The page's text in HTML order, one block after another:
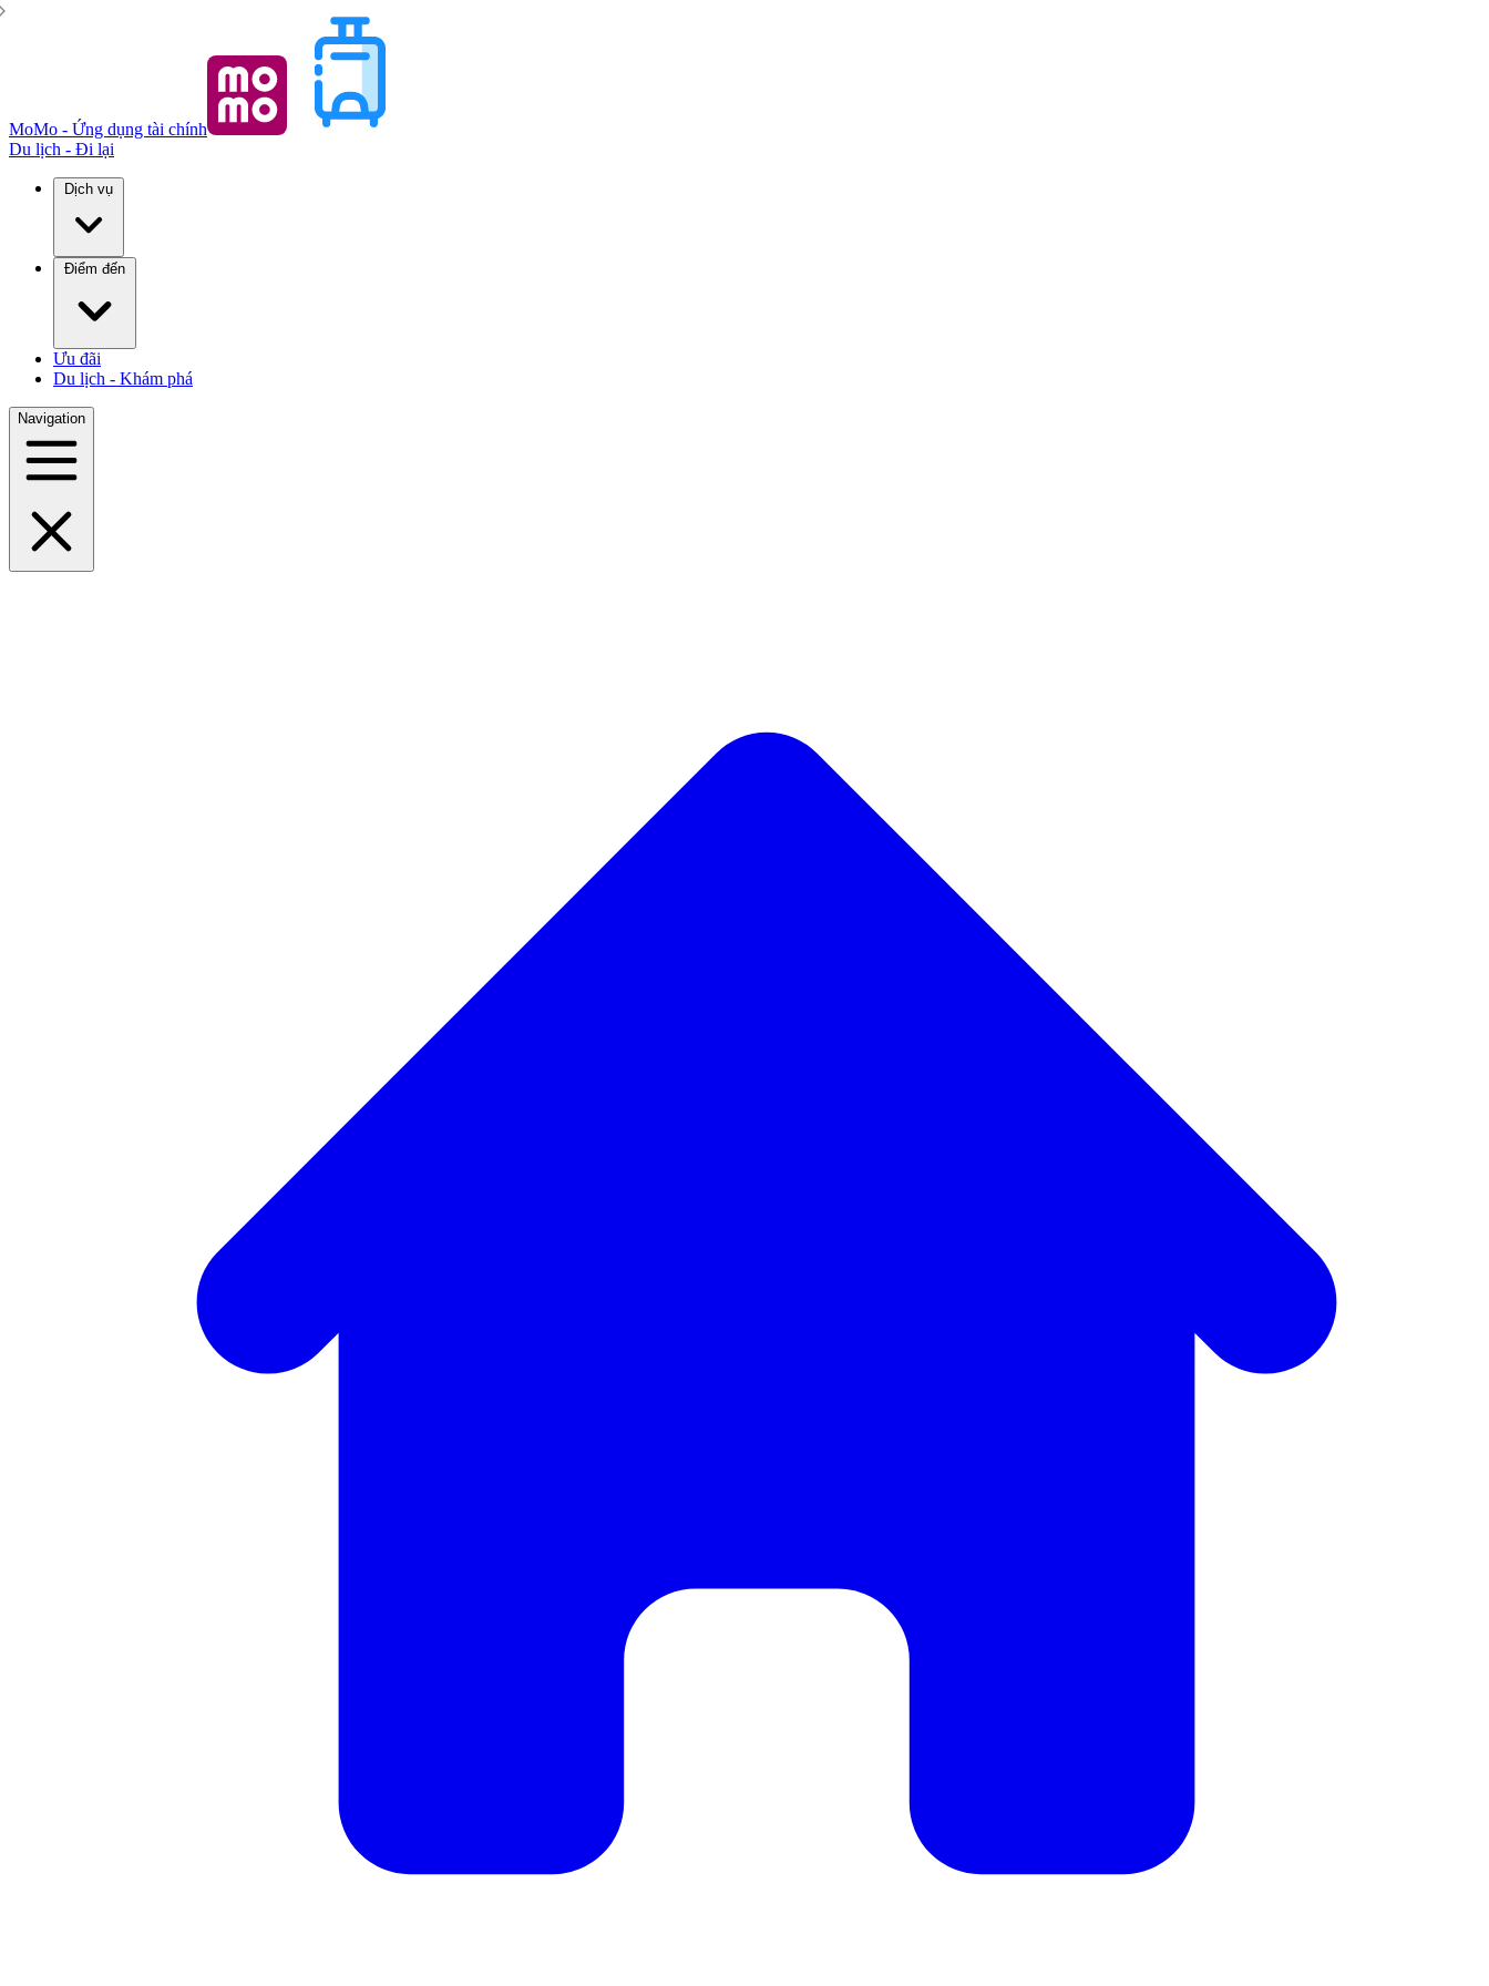
MoMo - Ứng dụng tài chính
Du lịch - Đi lại
Dịch vụ
Điểm đến
Ưu đãi
Du lịch - Khám phá
Navigation